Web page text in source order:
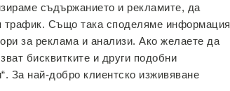
съдържанието и рекламите, да
трафик. Също така споделяме информация
за реклама и анализи. Ако желаете да
бисквитките и други подобни
За най-добро клиентско изживяване